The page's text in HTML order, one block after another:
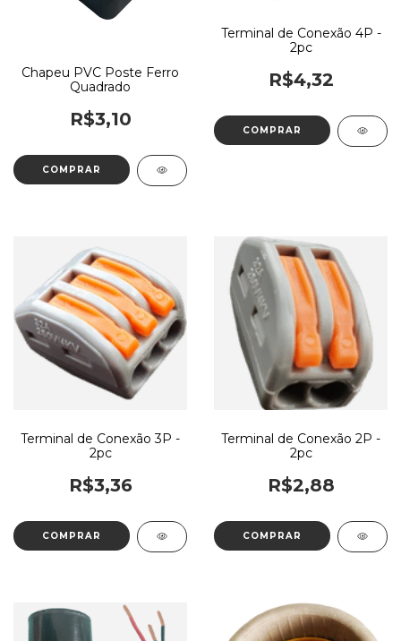
Chapeu PVC Poste Ferro
Quadrado
R$3,10
Terminal de Conexão 4P -
2pc
R$4,32
Terminal de Conexão 3P -
2pc
R$3,36
Terminal de Conexão 2P -
2pc
R$2,88